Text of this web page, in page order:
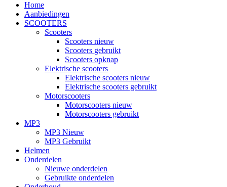
Home
Aanbiedingen
SCOOTERS
Scooters
Scooters nieuw
Scooters gebruikt
Scooters opknap
Elektrische scooters
Elektrische scooters nieuw
Elektrische scooters gebruikt
Motorscooters
Motorscooters nieuw
Motorscooters gebruikt
MP3
MP3 Nieuw
MP3 Gebruikt
Helmen
Onderdelen
Nieuwe onderdelen
Gebruikte onderdelen